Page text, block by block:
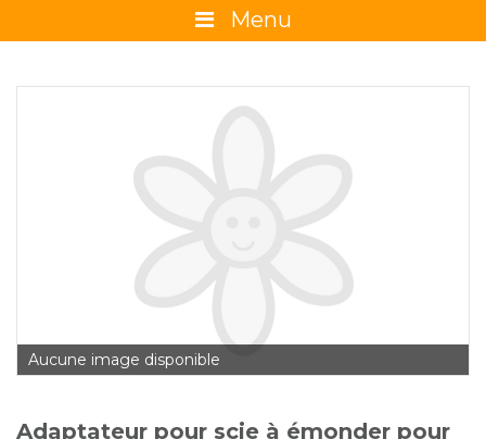
Menu
La boutique
Promotions et évènements
Calendrier horticole
Emplois
Service à la clientèle
Nous joindre
Aucune image disponible
Adaptateur pour scie à émonder pour